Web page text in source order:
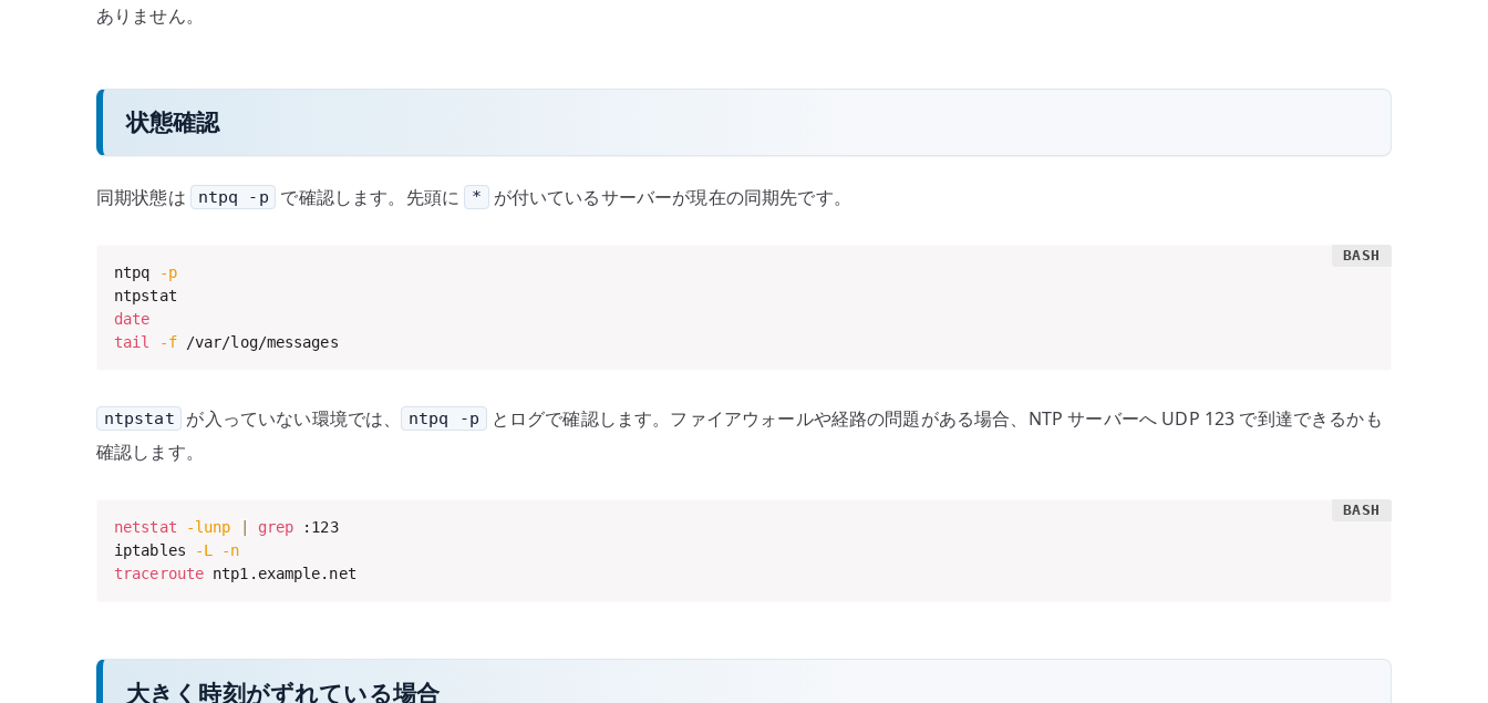
ありません。
状態確認
同期状態は ntpq -p で確認します。先頭に * が付いているサーバーが現在の同期先です。
ntpq
-p
date
tail
-f /var/log/messages
ntpstat が入っていない環境では、 ntpq -p
とログで確認します。ファイアウォールや経路の問題がある場合、NTP サーバーへ UDP 123 で到達できるかも
確認します。
netstat -lunp grep :123
iptables
-L
-n
traceroute ntp1.example.net
大きく時刻がずれている場合